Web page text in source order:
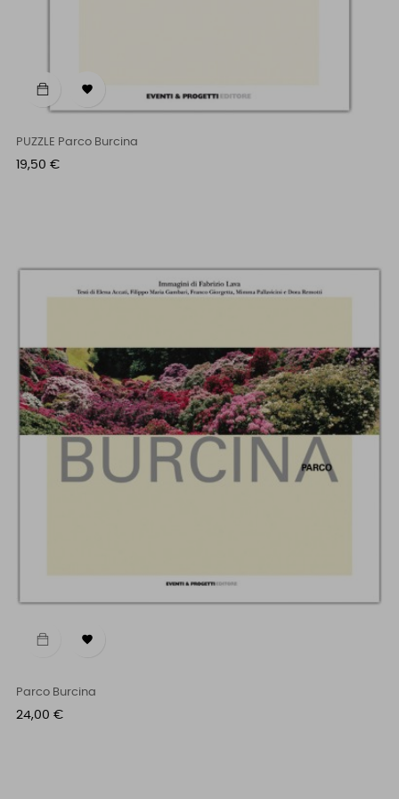

PUZZLE Parco Burcina
Prezzo
19,50 €

Parco Burcina
Prezzo
24,00 €